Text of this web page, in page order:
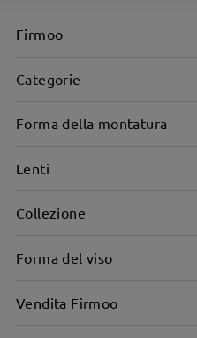
Firmoo
Categorie
Forma della montatura
Lenti
Collezione
Forma del viso
Vendita Firmoo